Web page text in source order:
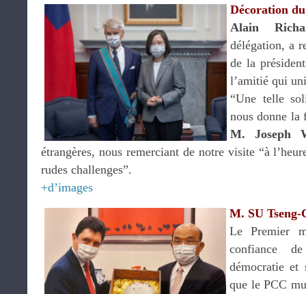
Décoration
Alain
délégation, a
de la
l’amitié qui
“Une telle
nous donne la
M. Joseph
étrangères, nous remerciant de notre visite “à
rudes challenges”.
+d’images
M. SU
Le Premier
confiance
démocratie
que le PCC